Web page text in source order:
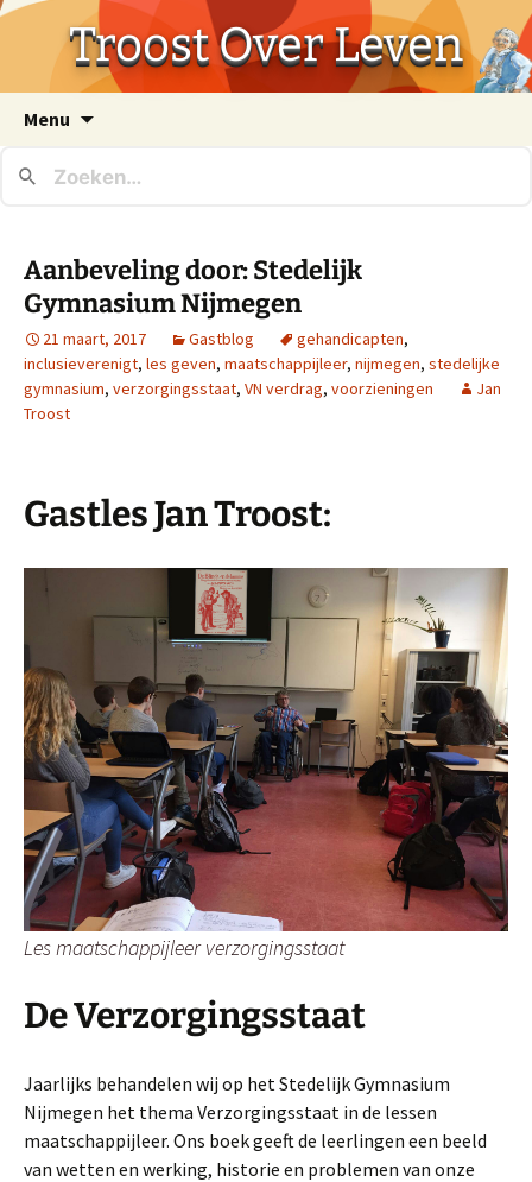
Troost Over Leven
Menu
inhoud
Aanbeveling door: Stedelijk
Gymnasium Nijmegen
21 maart, 2017 Gastblog gehandicapten,
inclusieverenigt, les geven, maatschappijleer, nijmegen, stedelijke
gymnasium, verzorgingsstaat, VN verdrag, voorzieningen
Jan
Troost
Gastles Jan Troost:
Les maatschappijleer verzorgingsstaat
De Verzorgingsstaat
Jaarlijks behandelen wij op het Stedelijk Gymnasium
Nijmegen het thema Verzorgingsstaat in de lessen
maatschappijleer. Ons boek geeft de leerlingen een beeld
van wetten en werking, historie en problemen van onze